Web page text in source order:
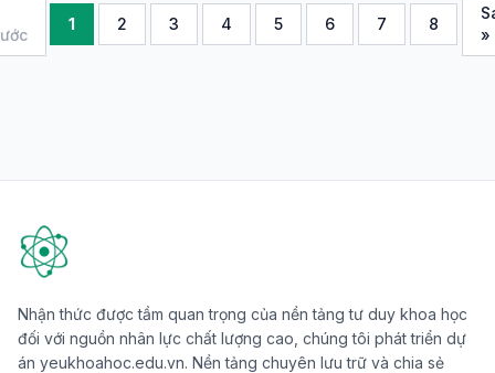
1 2 3 4 5 6 7 8
»
Nhận thức được tầm quan trọng của nền tảng tư duy khoa học
đối với nguồn nhân lực chất lượng cao, chúng tôi phát triển dự
án yeukhoahoc.edu.vn. Nền tảng chuyên lưu trữ và chia sẻ